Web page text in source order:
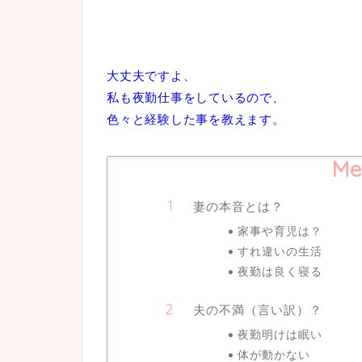
大丈夫ですよ、
私も夜勤仕事をしているので、
色々と経験した事を教えます。
妻の本音とは？
家事や育児は？
すれ違いの生活
夜勤は良く寝る
夫の不満（言い訳）？
夜勤明けは眠い
体が動かない